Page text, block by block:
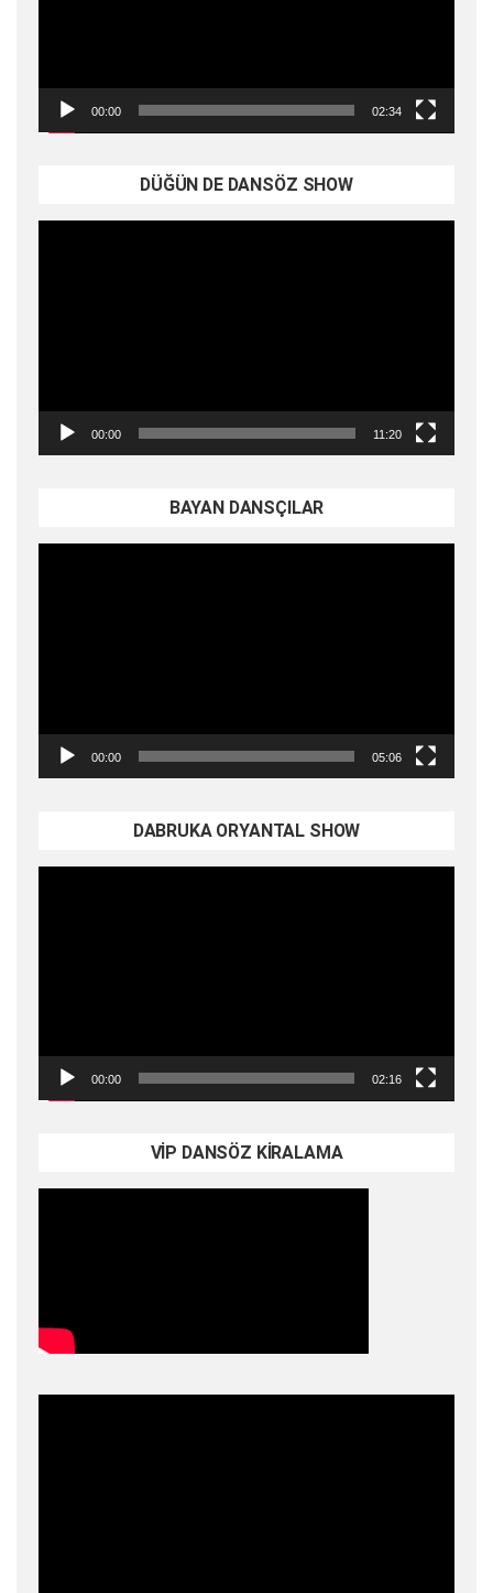
00:00 02:34
DÜĞÜN DE DANSÖZ SHOW
00:00 11:20
BAYAN DANSÇILAR
00:00 05:06
DABRUKA ORYANTAL SHOW
00:00 02:16
VİP DANSÖZ KİRALAMA